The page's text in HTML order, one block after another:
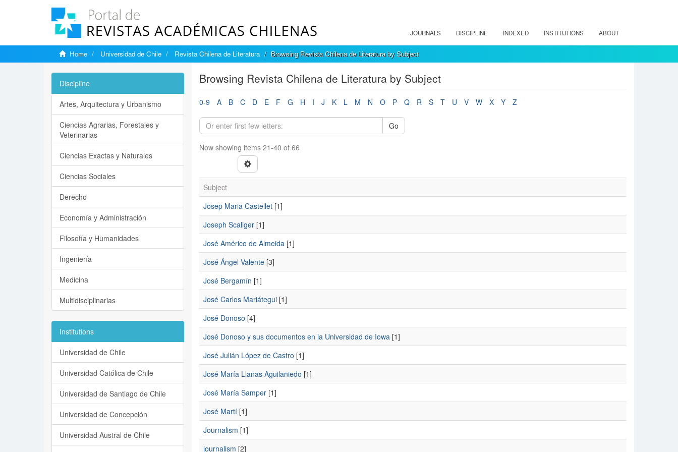
JOURNALS DISCIPLINE INDEXED INSTITUTIONS ABOUT
Home Universidad de Chile Revista Chilena de Literatura Browsing Revista Chilena de Literatura by Subject
Browsing Revista Chilena de Literatura by Subject
0-9 A B C D E F G H I J K L M N O P Q R S T U V W X Y Z
Go
Now showing items 21-40 of 66
Subject
Josep Maria Castellet[1]
Joseph Scaliger[1]
José Américo de Almeida[1]
José Ángel Valente[3]
José Bergamín [1]
José Carlos Mariátegui[1]
José Donoso [4]
José Donoso y sus documentos en la Universidad de Iowa[1]
José Julián López de Castro [1]
José María Llanas Aguilaniedo [1]
José María Samper[1]
José Martí[1]
Journalism [1]
journalism [2]
Discipline
Artes, Arquitectura y Urbanismo
Ciencias Agrarias, Forestales y
Veterinarias
Ciencias Exactas y Naturales
Ciencias Sociales
Derecho
Economía y Administración
Filosofía y Humanidades
Ingeniería
Medicina
Multidisciplinarias
Institutions
Universidad de Chile
Universidad Católica de Chile
Universidad de Santiago de Chile
Universidad de Concepción
Universidad Austral de Chile